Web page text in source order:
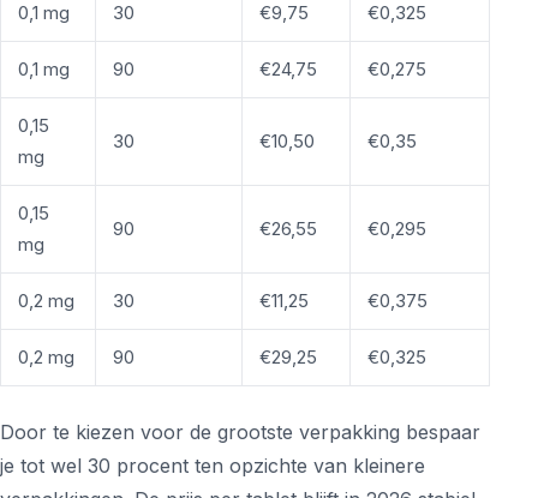
0,1 mg 30 €9,75 €0,325
0,1 mg 90 €24,75 €0,275
0,15
mg
30 €10,50 €0,35
0,15
mg
90 €26,55 €0,295
0,2 mg 30 €11,25 €0,375
0,2 mg 90 €29,25 €0,325
Door te kiezen voor de grootste verpakking bespaar
je tot wel 30 procent ten opzichte van kleinere